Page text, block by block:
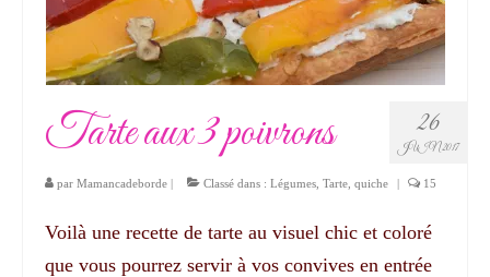
26
JUIN 2017
Tarte aux 3 poivrons
par Mamancadeborde | Classé dans : Légumes Tarte, quiche | 15
Voilà une recette de tarte au visuel chic et coloré
que vous pourrez servir à vos convives en entrée